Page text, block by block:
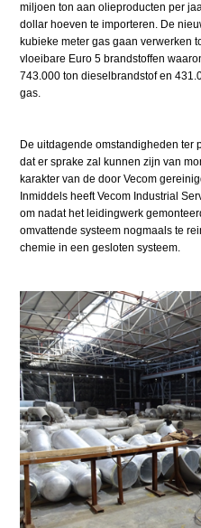
miljoen ton aan olieproducten per
dollar hoeven te importeren. De
kubieke meter gas gaan verwerken
vloeibare Euro 5 brandstoffen
743.000 ton dieselbrandstof en
gas.
De uitdagende omstandigheden ter
dat er sprake zal kunnen zijn van
karakter van de door Vecom
Inmiddels heeft Vecom Industrial
om nadat het leidingwerk
omvattende systeem nogmaals te
chemie in een gesloten systeem.